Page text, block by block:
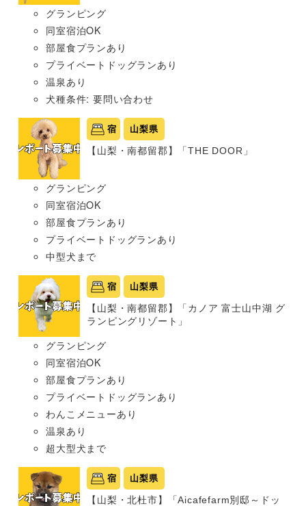
グランピング
同室宿泊OK
部屋食プランあり
プライベートドッグランあり
温泉あり
犬種条件: 要問い合わせ
宿 山梨県
【山梨・南都留郡】「THE DOOR」
グランピング
同室宿泊OK
部屋食プランあり
プライベートドッグランあり
中型犬まで
宿 山梨県
【山梨・南都留郡】「カノア 富士山中湖 グ
ランピングリゾート」
グランピング
同室宿泊OK
部屋食プランあり
プライベートドッグランあり
わんこメニューあり
温泉あり
超大型犬まで
宿 山梨県
【山梨・北杜市】「Aicafefarm別邸～ドッ